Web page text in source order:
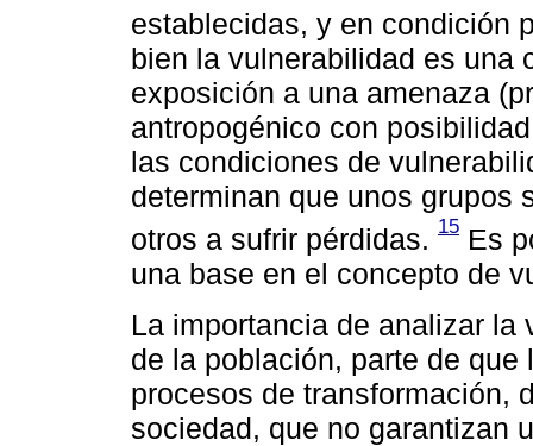
establecidas, y en condición
bien la vulnerabilidad es una
exposición a una amenaza
antropogénico con
las condiciones de
determinan que unos grupos
otros a sufrir pérdidas. 15 Es
una base en el concepto de
La importancia de analizar
de la población, parte de
procesos de transformación,
sociedad, que no garantizan